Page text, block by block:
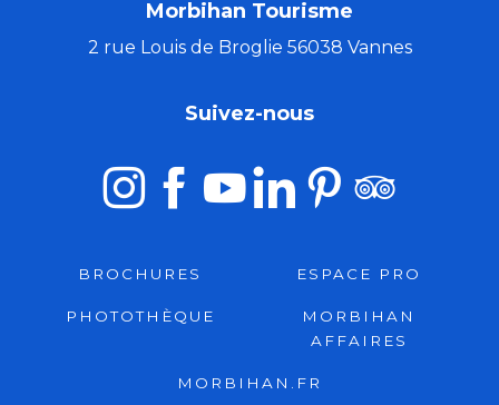
Morbihan Tourisme
2 rue Louis de Broglie 56038 Vannes
Suivez-nous
BROCHURES ESPACE PRO
PHOTOTHÈQUE
MORBIHAN
AFFAIRES
MORBIHAN.FR